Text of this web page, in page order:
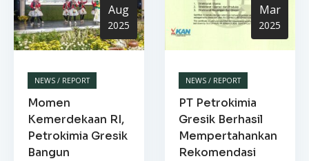
Aug
2025
NEWS / REPORT
Momen
Kemerdekaan RI,
Petrokimia Gresik
Bangun
Mar
2025
NEWS / REPORT
PT Petrokimia
Gresik Berhasil
Mempertahankan
Rekomendasi